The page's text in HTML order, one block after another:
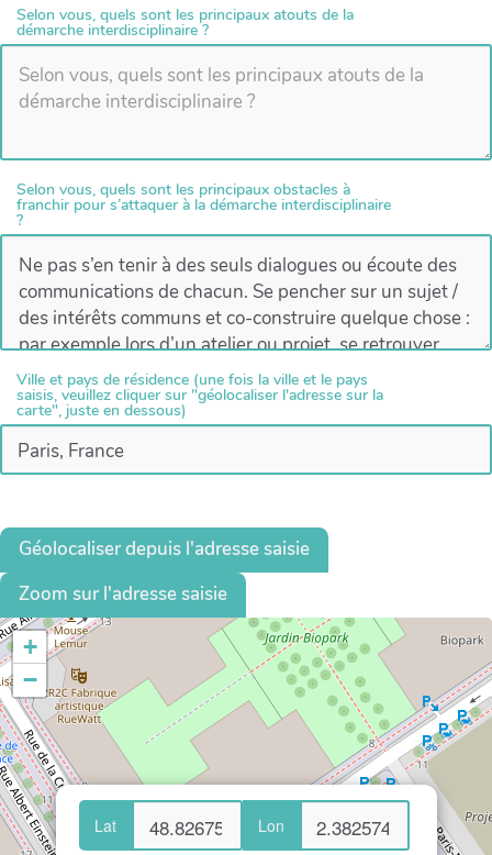
Selon vous, quels sont les principaux atouts de la
démarche interdisciplinaire ?
Selon vous, quels sont les principaux obstacles à
franchir pour s’attaquer à la démarche interdisciplinaire
?
Ville et pays de résidence (une fois la ville et le pays
saisis, veuillez cliquer sur "géolocaliser l'adresse sur la
carte", juste en dessous)
Géolocaliser depuis l'adresse saisie
Zoom sur l'adresse saisie
Lat Lon
+
−